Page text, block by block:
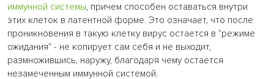
иммунной системы, причем способен оставаться внутри
этих клеток в латентной форме. Это означает, что после
проникновения в такую клетку вирус остается в "режиме
ожидания" - не копирует сам себя и не выходит,
размножившись, наружу, благодаря чему остается
незамеченным иммунной системой.